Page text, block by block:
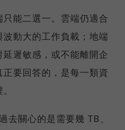
能二選一。雲端仍適合
動大的工作負載；地端
遲敏感，或不能離開企
要回答的，是每一類資
去關心的是需要幾 TB、